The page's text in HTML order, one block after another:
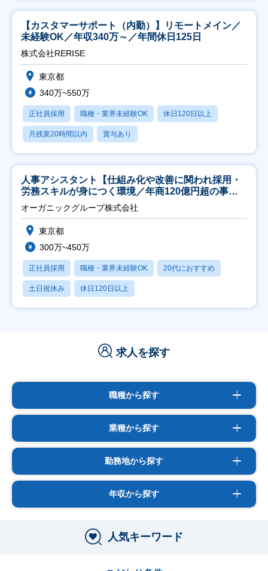
【カスタマーサポート（内勤）】リモートメイン／
未経験OK／年収340万～／年間休日125日
株式会社RERISE
東京都
340万~550万
正社員採用 職種・業界未経験OK 休日120日以上
月残業20時間以内 賞与あり
人事アシスタント【仕組み化や改善に関われ採用・
労務スキルが身につく環境／年商120億円超の事業
会社】
オーガニックグループ株式会社
東京都
300万~450万
正社員採用 職種・業界未経験OK 20代におすすめ
土日祝休み 休日120日以上
求人を探す
職種から探す
業種から探す
勤務地から探す
年収から探す
人気キーワード